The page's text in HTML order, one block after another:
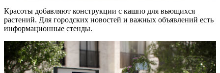
Красоты добавляют конструкции с кашпо для вьющихся
растений. Для городских новостей и важных объявлений есть
информационные стенды.